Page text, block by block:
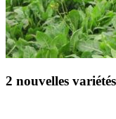
2 nouvelles